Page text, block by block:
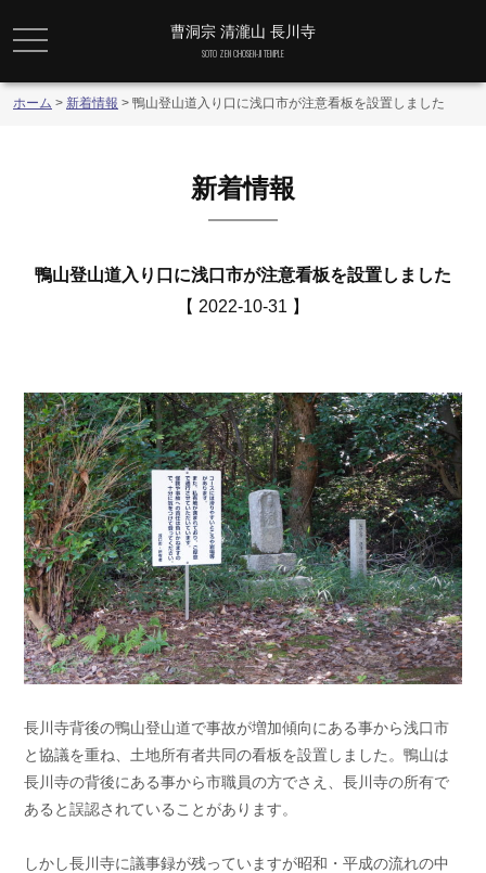
曹洞宗 清瀧山 長川寺
SOTO ZEN CHOSEN-JI TEMPLE
ホーム > 新着情報 > 鴨山登山道入り口に浅口市が注意看板を設置しました
新着情報
鴨山登山道入り口に浅口市が注意看板を設置しました
【 2022-10-31 】
長川寺背後の鴨山登山道で事故が増加傾向にある事から浅口市
と協議を重ね、土地所有者共同の看板を設置しました。鴨山は
長川寺の背後にある事から市職員の方でさえ、長川寺の所有で
あると誤認されていることがあります。
しかし長川寺に議事録が残っていますが昭和・平成の流れの中